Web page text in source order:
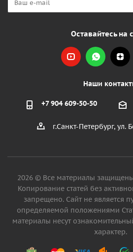
Оставайтесь на
Наши
+7 904 609-50-50
г.Санкт-Петербург, ул.
2026 © Все материалы
Копирование статей без
запрещено. Сайт не является
определяемой положениями
материалы несут
характер.